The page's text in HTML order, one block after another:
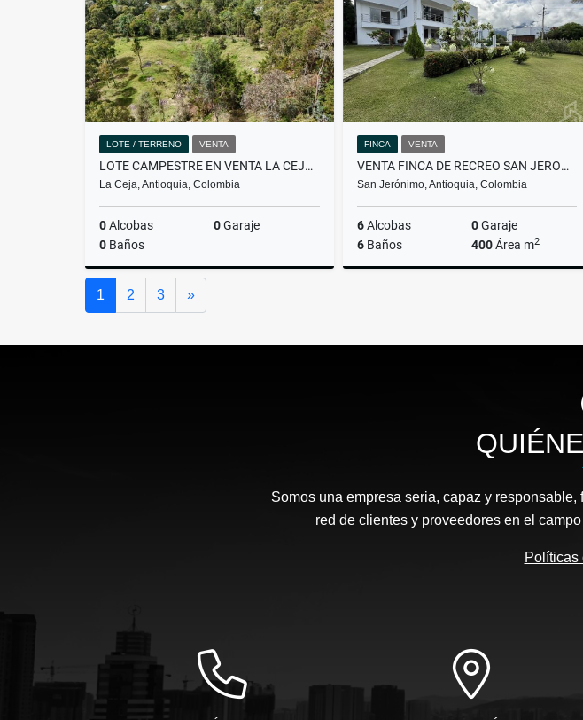
LOTE / TERRENO VENTA
LOTE CAMPESTRE EN VENTA LA CEJA SECTOR PANTANILLO
La Ceja, Antioquia, Colombia
0Alcobas 0Garaje
0 Baños
FINCA VENTA
VENTA FINCA DE RECREO SAN JERONIMO EN VENTA
San Jerónimo, Antioquia, Colombia
6Alcobas 0Garaje
6Baños 400Área m2
1 2 3 »Siguiente
Somos una empresa seria, capaz y
red de clientes y proveedores en el
Políticas